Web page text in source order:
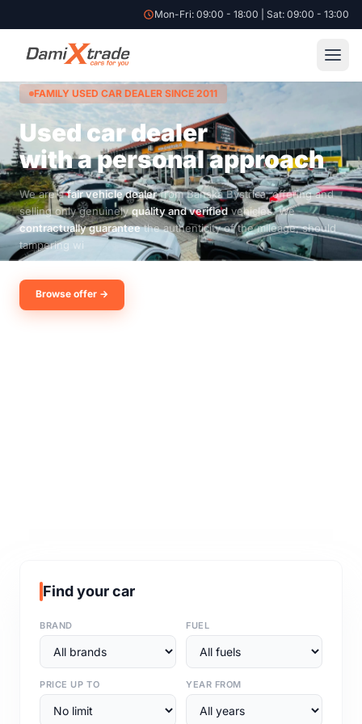
Mon-Fri: 09:00 - 18:00 | Sat: 09:00 - 13:00
FAMILY USED CAR DEALER SINCE 2011
Used car dealer
with a personalapproach
We are afair vehicle dealerfrom Banská Bystrica, offering and
selling only genuinelyquality and verified vehicles. We
contractually guaranteethe authenticity of the mileage; should
tampering with the odometer be discovered, we wil
Browse offer →
Find your car
BRAND FUEL
PRICE UP TO YEAR FROM